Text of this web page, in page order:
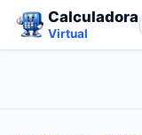
Calculadora
Virtual